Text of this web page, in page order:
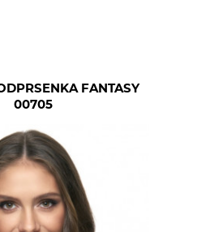
FANTASY
00705